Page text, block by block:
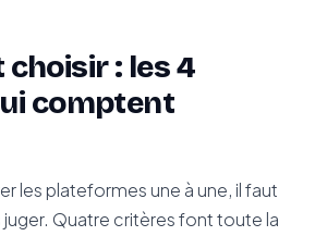
: les 4
comptent
les plateformes une à une, il faut
juger. Quatre critères font toute la